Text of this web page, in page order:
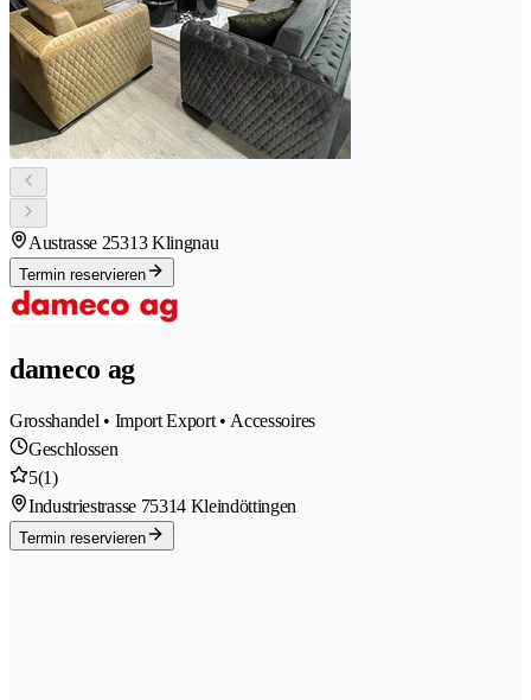
Austrasse 25313 Klingnau
Termin reservieren
dameco ag
Grosshandel • Import Export • Accessoires
Geschlossen
5(1)
Industriestrasse 75314 Kleindöttingen
Termin reservieren